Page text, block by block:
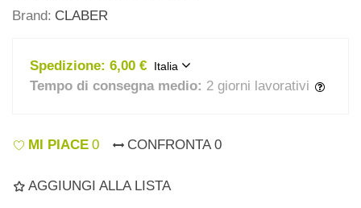
Brand: CLABER
Spedizione: 6,00 € Italia
Tempo di consegna medio: 2 giorni lavorativi
MI PIACE 0 CONFRONTA 0
AGGIUNGI ALLA LISTA